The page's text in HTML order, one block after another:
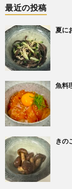
最近の投稿
夏に
魚料
きの